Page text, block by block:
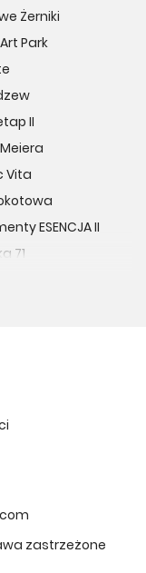
Żerniki
Park
II
Vita
ESENCJA II
71
Park
Szczepin
14
zastrzeżone